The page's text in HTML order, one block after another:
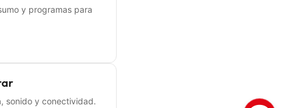
y programas para
sonido y conectividad.